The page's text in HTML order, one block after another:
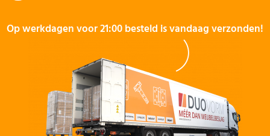
Op werkdagen voor 21:00 besteld is vandaag verzonden!